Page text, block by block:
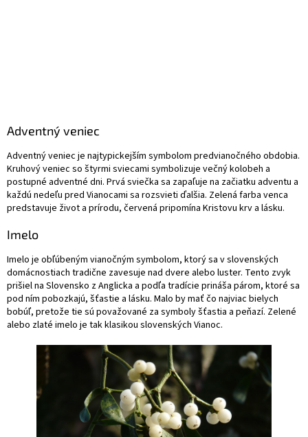
Adventný veniec
Adventný veniec je najtypickejším symbolom predvianočného obdobia.
Kruhový veniec so štyrmi sviecami symbolizuje večný kolobeh a
postupné adventné dni. Prvá sviečka sa zapaľuje na začiatku adventu a
každú nedeľu pred Vianocami sa rozsvieti ďalšia. Zelená farba venca
predstavuje život a prírodu, červená pripomína Kristovu krv a lásku.
Imelo
Imelo je obľúbeným vianočným symbolom, ktorý sa v slovenských
domácnostiach tradične zavesuje nad dvere alebo luster. Tento zvyk
prišiel na Slovensko z Anglicka a podľa tradície prináša párom, ktoré sa
pod ním pobozkajú, šťastie a lásku. Malo by mať čo najviac bielych
bobúľ, pretože tie sú považované za symboly šťastia a peňazí. Zelené
alebo zlaté imelo je tak klasikou slovenských Vianoc.